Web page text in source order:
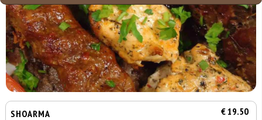
SHOARMA € 19.50